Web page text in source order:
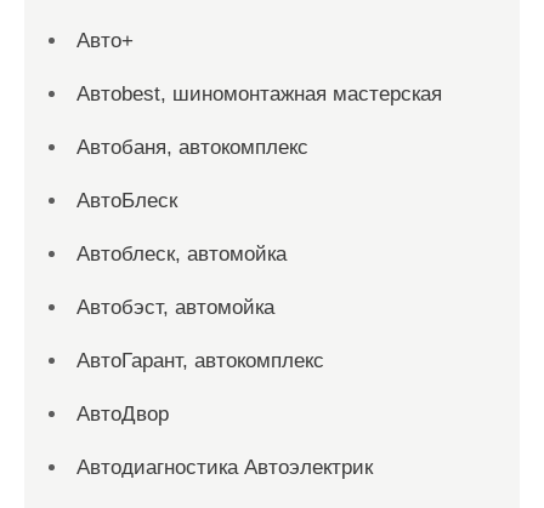
Авто+
Автоbest, шиномонтажная мастерская
Автобаня, автокомплекс
АвтоБлеск
Автоблеск, автомойка
Автобэст, автомойка
АвтоГарант, автокомплекс
АвтоДвор
Автодиагностика Автоэлектрик